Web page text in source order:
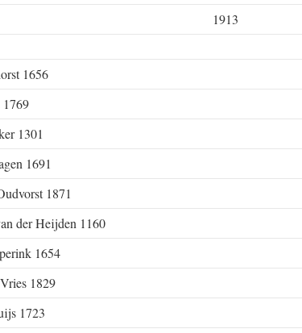
1913
1656
1301
1691
1871
der Heijden 1160
1654
1829
1723